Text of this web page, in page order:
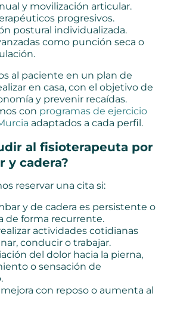
y movilización articular.
progresivos.
postural individualizada.
como punción seca o
al paciente en un plan de
en casa, con el objetivo de
y prevenir recaídas.
con programas de ejercicio
adaptados a cada perfil.
al fisioterapeuta por
y cadera?
reservar una cita si:
y de cadera es persistente o
de forma recurrente.
actividades cotidianas
conducir o trabajar.
del dolor hacia la pierna,
o sensación de
con reposo o aumenta al